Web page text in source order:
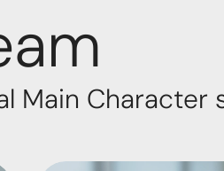
Main Character